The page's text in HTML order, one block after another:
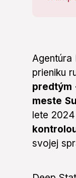
Agentúra
prieniku
predtým
meste
lete
svojej